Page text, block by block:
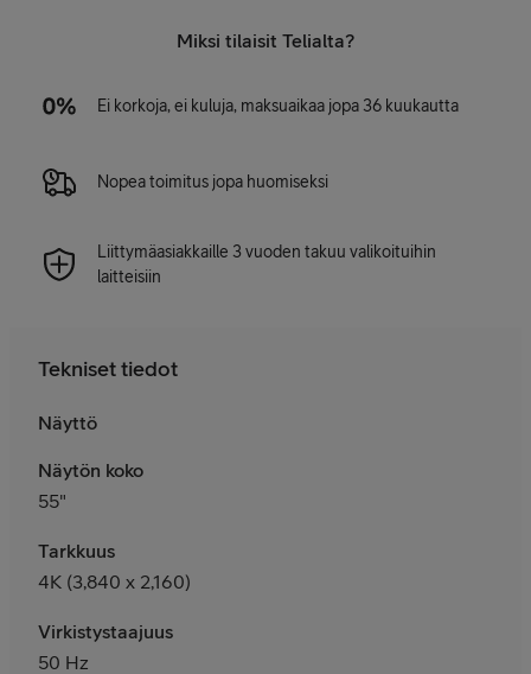
Miksi tilaisit Telialta?
Ei korkoja, ei kuluja, maksuaikaa jopa 36 kuukautta
Nopea toimitus jopa huomiseksi
Liittymäasiakkaille 3 vuoden takuu valikoituihin
laitteisiin
Tekniset tiedot
Näyttö
Näytön koko
55"
Tarkkuus
4K (3,840 x 2,160)
Virkistystaajuus
50 Hz